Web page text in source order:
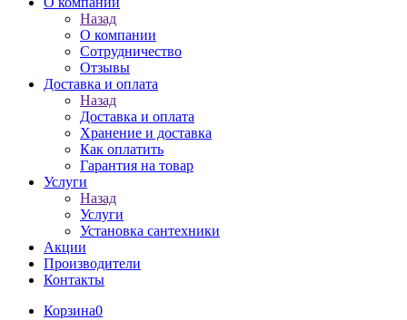
Назад
О компании
Сотрудничество
Отзывы
Доставка и оплата
Назад
Доставка и оплата
Хранение и доставка
Как оплатить
Гарантия на товар
Услуги
Назад
Услуги
Установка сантехники
Акции
Производители
Контакты
Корзина0